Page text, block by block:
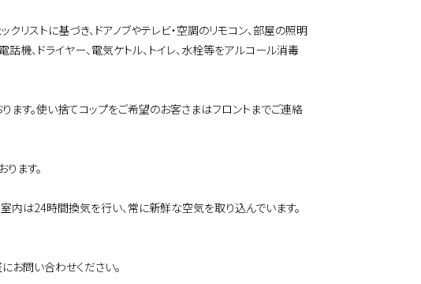
リストに基づき、ドアノブやテレビ・空調のリモコン、部屋の照明
話機、ドライヤー、電気ケトル、トイレ、水栓等をアルコール消毒
す。使い捨てコップをご希望のお客さまはフロントまでご連絡
ます。
内は24時間換気を行い、常に新鮮な空気を取り込んでいます。
お問い合わせください。